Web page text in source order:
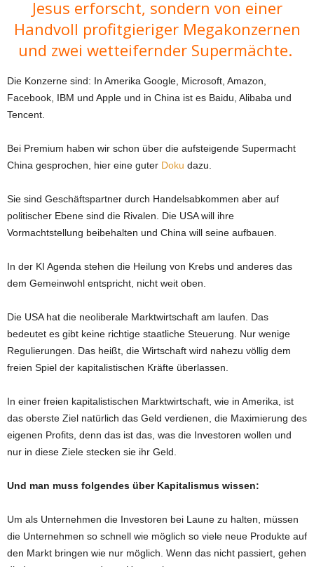
Jesus erforscht, sondern von einer
Handvoll profitgieriger Megakonzernen
und zwei wetteifernder Supermächte.
Die Konzerne sind: In Amerika Google, Microsoft, Amazon,
Facebook, IBM und Apple und in China ist es Baidu, Alibaba und
Tencent.
Bei Premium haben wir schon über die aufsteigende Supermacht
China gesprochen, hier eine guter Doku dazu.
Sie sind Geschäftspartner durch Handelsabkommen aber auf
politischer Ebene sind die Rivalen. Die USA will ihre
Vormachtstellung beibehalten und China will seine aufbauen.
In der KI Agenda stehen die Heilung von Krebs und anderes das
dem Gemeinwohl entspricht, nicht weit oben.
Die USA hat die neoliberale Marktwirtschaft am laufen. Das
bedeutet es gibt keine richtige staatliche Steuerung. Nur wenige
Regulierungen. Das heißt, die Wirtschaft wird nahezu völlig dem
freien Spiel der kapitalistischen Kräfte überlassen.
In einer freien kapitalistischen Marktwirtschaft, wie in Amerika, ist
das oberste Ziel natürlich das Geld verdienen, die Maximierung des
eigenen Profits, denn das ist das, was die Investoren wollen und
nur in diese Ziele stecken sie ihr Geld.
Und man muss folgendes über Kapitalismus wissen:
Um als Unternehmen die Investoren bei Laune zu halten, müssen
die Unternehmen so schnell wie möglich so viele neue Produkte auf
den Markt bringen wie nur möglich. Wenn das nicht passiert, gehen